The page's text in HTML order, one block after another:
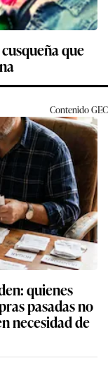
que
ContenidoGEC
quienes
pasadas no
necesidad de